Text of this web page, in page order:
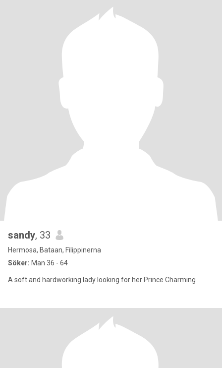
sandy, 33
Hermosa, Bataan, Filippinerna
Söker: Man 36 - 64
A soft and hardworking lady looking for her Prince Charming